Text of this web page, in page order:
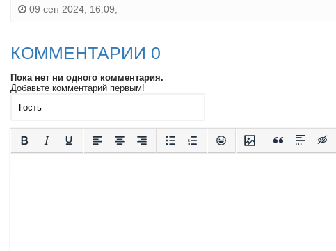
09 сен 2024, 16:09,
КОММЕНТАРИИ 0
Пока нет ни одного комментария.
Добавьте комментарий первым!